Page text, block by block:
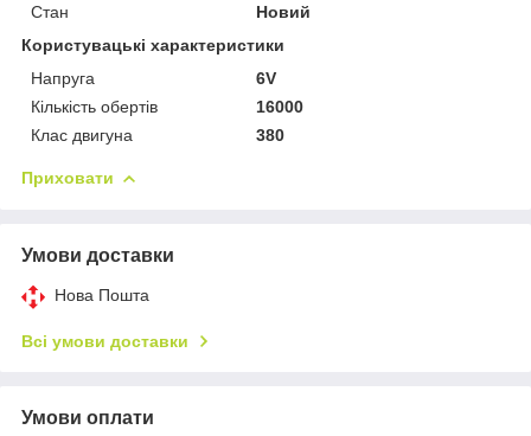
Стан
Новий
Користувацькі характеристики
Напруга
6V
Кількість обертів
16000
Клас двигуна
380
Приховати
Умови доставки
Нова Пошта
Всі умови доставки
Умови оплати